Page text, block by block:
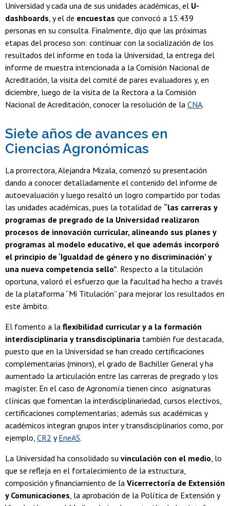
Universidad y cada una de sus unidades académicas, el U-
dashboards, y el de encuestas que convocó a 15.439
personas en su consulta. Finalmente, dijo que las próximas
etapas del proceso son: continuar con la socialización de los
resultados del informe en toda la Universidad, la entrega del
informe de muestra intencionada a la Comisión Nacional de
Acreditación, la visita del comité de pares evaluadores y, en
diciembre, luego de la visita de la Rectora a la Comisión
Nacional de Acreditación, conocer la resolución de la CNA.
Siete años de avances en
Ciencias Agronómicas
La prorrectora, Alejandra Mizala, comenzó su presentación
dando a conocer detalladamente el contenido del informe de
autoevaluación y luego resaltó un logro compartido por todas
las unidades académicas, pues la totalidad de “las carreras y
programas de pregrado de la Universidad realizaron
procesos de innovación curricular, alineando sus planes y
programas al modelo educativo, el que además incorporó
el principio de ‘Igualdad de género y no discriminación’ y
una nueva competencia sello”. Respecto a la titulación
oportuna, valoró el esfuerzo que la facultad ha hecho a través
de la plataforma “Mi Titulación” para mejorar los resultados en
este ámbito.
El fomento a la flexibilidad curricular y a la formación
interdisciplinaria y transdisciplinaria también fue destacada,
puesto que en la Universidad se han creado certificaciones
complementarias (minors), el grado de Bachiller General y ha
aumentado la articulación entre las carreras de pregrado y los
magíster. En el caso de Agronomía tienen cinco asignaturas
clínicas que fomentan la interdisciplinariedad, cursos electivos,
certificaciones complementarias; además sus académicas y
académicos integran grupos inter y transdisciplinarios como, por
ejemplo, CR2 yEneAS.
La Universidad ha consolidado su vinculación con el medio, lo
que se refleja en el fortalecimiento de la estructura,
composición y financiamiento de la Vicerrectoría de Extensión
y Comunicaciones, la aprobación de la Política de Extensión y